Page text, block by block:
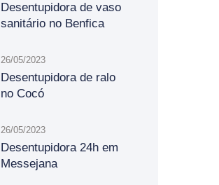
Desentupidora de vaso
sanitário no Benfica
26/05/2023
Desentupidora de ralo
no Cocó
26/05/2023
Desentupidora 24h em
Messejana